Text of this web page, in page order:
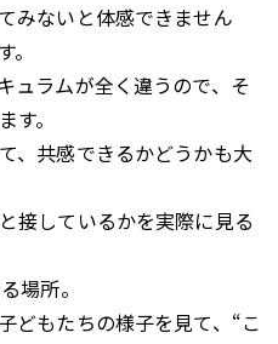
みないと体感できません
ュラムが全く違うので、そ
。
、共感できるかどうかも大
接しているかを実際に見る
場所。
どもたちの様子を見て、“こ